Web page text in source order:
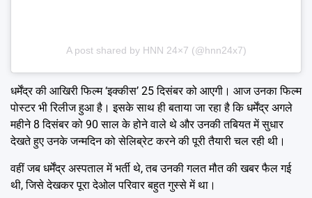
A post shared by HNN 24×7 (@hnn24x7)
धर्मेंद्र की आखिरी फिल्म ‘इक्कीस’ 25 दिसंबर को आएगी। आज उनका फिल्म
पोस्टर भी रिलीज हुआ है। इसके साथ ही बताया जा रहा है कि धर्मेंद्र अगले
महीने 8 दिसंबर को 90 साल के होने वाले थे और उनकी तबियत में सुधार
देखते हुए उनके जन्मदिन को सेलिब्रेट करने की पूरी तैयारी चल रही थी।
वहीं जब धर्मेंद्र अस्पताल में भर्ती थे, तब उनकी गलत मौत की खबर फैल गई
थी, जिसे देखकर पूरा देओल परिवार बहुत गुस्से में था।